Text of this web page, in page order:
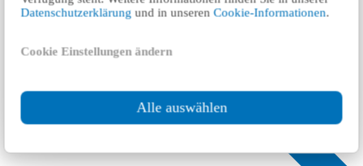
Datenschutzerklärung und in unserenCookie-Informationen.
Cookie Einstellungen ändern
Alle auswählen